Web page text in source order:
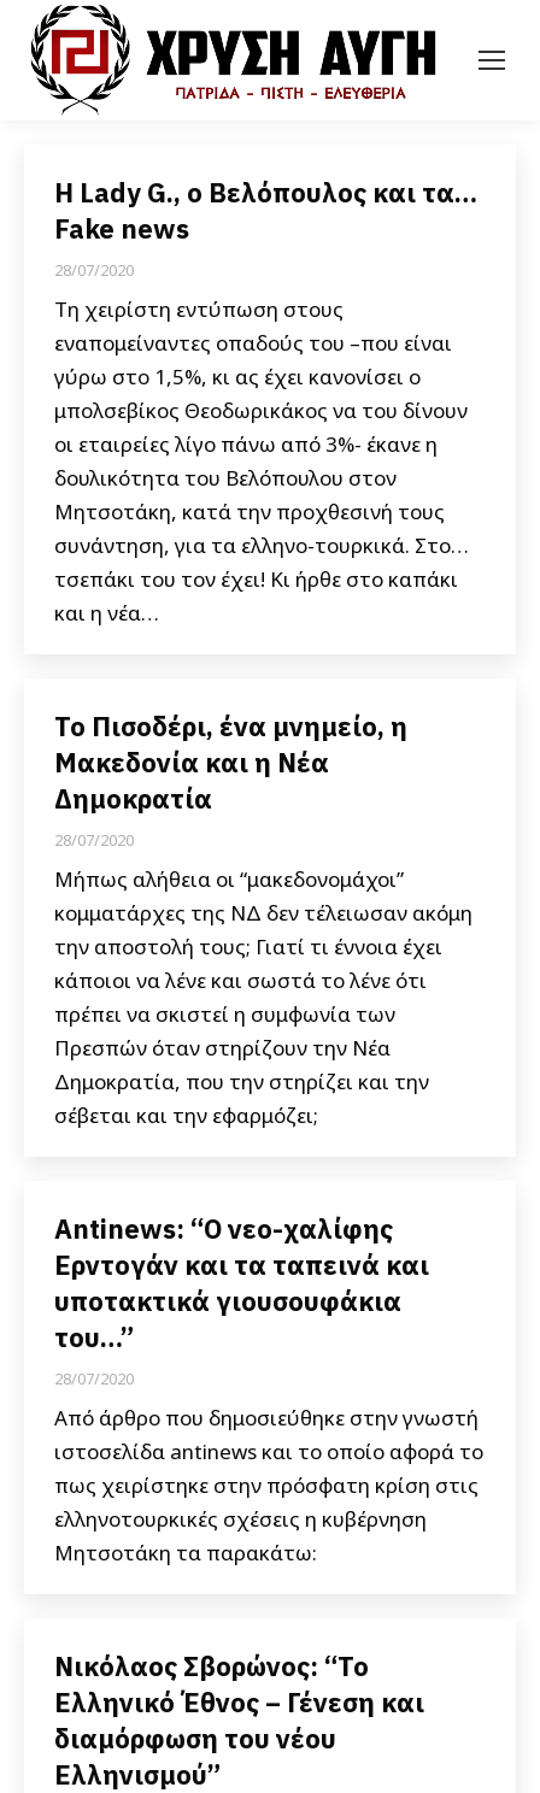
Η Lady G., ο Βελόπουλος και τα…
Fake news
28/07/2020
Τη χειρίστη εντύπωση στους
εναπομείναντες οπαδούς του –που είναι
γύρω στο 1,5%, κι ας έχει κανονίσει ο
μπολσεβίκος Θεοδωρικάκος να του δίνουν
οι εταιρείες λίγο πάνω από 3%- έκανε η
δουλικότητα του Βελόπουλου στον
Μητσοτάκη, κατά την προχθεσινή τους
συνάντηση, για τα ελληνο-τουρκικά. Στο…
τσεπάκι του τον έχει! Κι ήρθε στο καπάκι
και η νέα…
Το Πισοδέρι, ένα μνημείο, η
Μακεδονία και η Νέα
Δημοκρατία
28/07/2020
Μήπως αλήθεια οι “μακεδονομάχοι”
κομματάρχες της ΝΔ δεν τέλειωσαν ακόμη
την αποστολή τους; Γιατί τι έννοια έχει
κάποιοι να λένε και σωστά το λένε ότι
πρέπει να σκιστεί η συμφωνία των
Πρεσπών όταν στηρίζουν την Νέα
Δημοκρατία, που την στηρίζει και την
σέβεται και την εφαρμόζει;
Antinews: “Ο νεο-χαλίφης
Ερντογάν και τα ταπεινά και
υποτακτικά γιουσουφάκια
του…”
28/07/2020
Από άρθρο που δημοσιεύθηκε στην γνωστή
ιστοσελίδα antinews και το οποίο αφορά το
πως χειρίστηκε στην πρόσφατη κρίση στις
ελληνοτουρκικές σχέσεις η κυβέρνηση
Μητσοτάκη τα παρακάτω:
Νικόλαος Σβορώνος: “Το
Ελληνικό Έθνος – Γένεση και
διαμόρφωση του νέου
Ελληνισμού”